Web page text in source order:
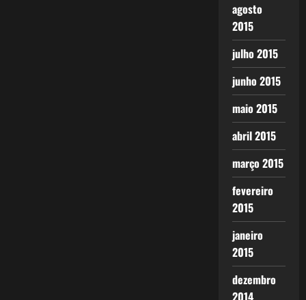
agosto
2015
julho 2015
junho 2015
maio 2015
abril 2015
março 2015
fevereiro
2015
janeiro
2015
dezembro
2014